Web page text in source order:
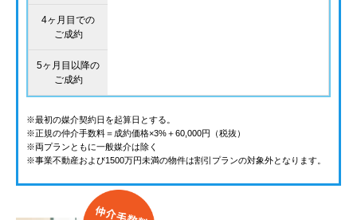
4ヶ月目での
ご成約
5ヶ月目以降の
ご成約
※最初の媒介契約日を起算日とする。
※正規の仲介手数料＝成約価格×3%＋60,000円（税抜）
※両プランともに一般媒介は除く
※事業不動産および1500万円未満の物件は割引プランの対象外となります。